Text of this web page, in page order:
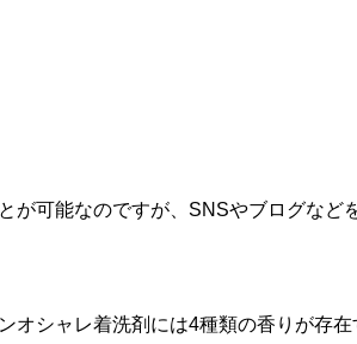
が可能なのですが、SNSやブログなど
オシャレ着洗剤には4種類の香りが存在